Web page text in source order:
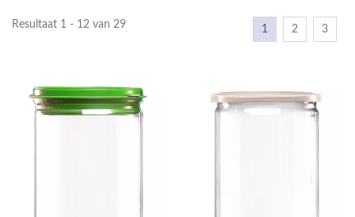
Resultaat 1 - 12 van 29 1 2 3